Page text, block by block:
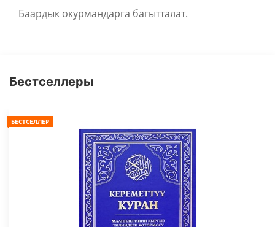
Баардык окурмандарга багытталат.
Бестселлеры
БЕСТСЕЛЛЕР